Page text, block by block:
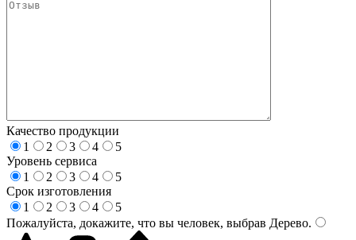
Качество продукции
1
2 3 4
5
Уровень сервиса
1
2 3 4
5
Срок изготовления
1
2 3 4
5
Пожалуйста, докажите, что вы человек, выбрав Дерево.